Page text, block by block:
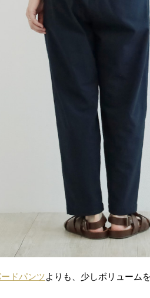
ドパンツよりも、少しボリューム